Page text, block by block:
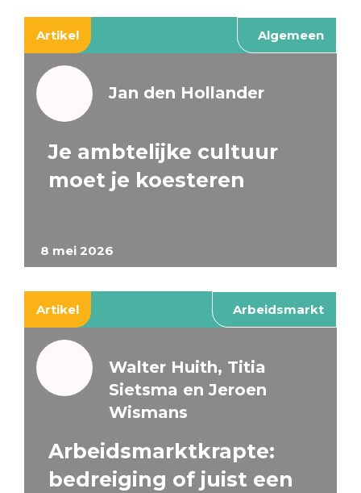
Artikel Algemeen
8 mei 2026
Jan den Hollander
Je ambtelijke cultuur
moet je koesteren
Artikel Arbeidsmarkt
Walter Huith, Titia
Sietsma en Jeroen
Wismans
Arbeidsmarktkrapte:
bedreiging of juist een